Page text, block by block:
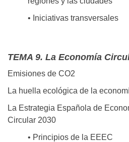
• Iniciativas transversales
TEMA 9. La Economía
Emisiones de CO2
La huella ecológica de la
La Estrategia Española de
Circular 2030
• Principios de la EEEC